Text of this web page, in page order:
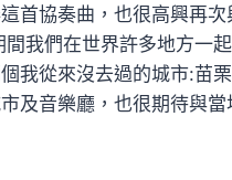
首協奏曲，也很高興再
我們在世界許多地方一
我從來沒去過的城市:苗
及音樂廳，也很期待與